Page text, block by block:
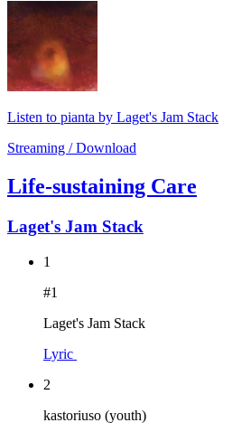
Listen to pianta by Laget's Jam Stack
Streaming / Download
Life-sustaining Care
Laget's Jam Stack
1
#1
Laget's Jam Stack
Lyric
2
kastoriuso (youth)